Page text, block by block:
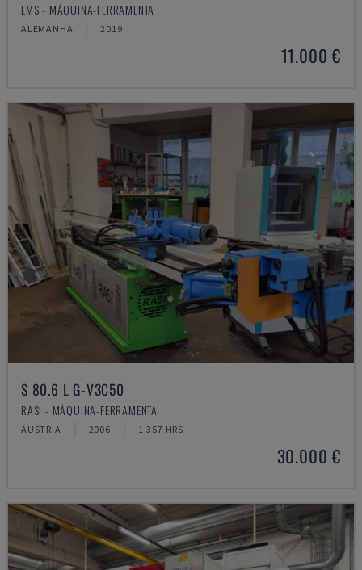
EMS - MÁQUINA-FERRAMENTA
ALEMANHA 2019
11.000 €
S 80.6 L G-V3C50
RASI - MÁQUINA-FERRAMENTA
ÁUSTRIA 2006 1.357 HRS
30.000 €